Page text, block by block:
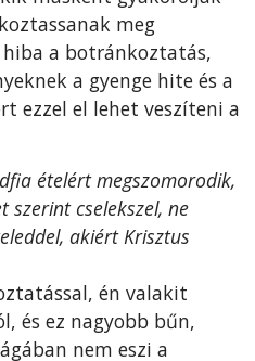
meg
a botránkoztatás,
a gyenge hite és a
ezzel el lehet veszíteni a
ételért megszomorodik,
szerint cselekszel, ne
akiért Krisztus
én valakit
és ez nagyobb bűn,
nem eszi a